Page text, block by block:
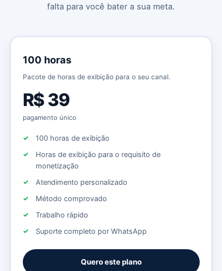
falta para você bater a sua meta.
100 horas
Pacote de horas de exibição para o seu canal.
R$ 39
pagamento único
100 horas de exibição
Horas de exibição para o requisito de
monetização
Atendimento personalizado
Método comprovado
Trabalho rápido
Suporte completo por WhatsApp
Quero este plano